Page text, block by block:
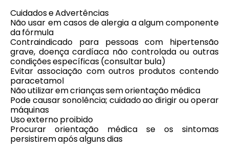
Cuidados e Advertências
Não usar em casos de alergia a algum componente
da fórmula
Contraindicado para pessoas com hipertensão
grave, doença cardíaca não controlada ou outras
condições específicas (consultar bula)
Evitar associação com outros produtos contendo
paracetamol
Não utilizar em crianças sem orientação médica
Pode causar sonolência; cuidado ao dirigir ou operar
máquinas
Uso externo proibido
Procurar orientação médica se os sintomas
persistirem após alguns dias